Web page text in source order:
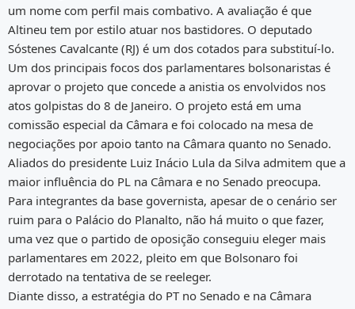
um nome com perfil mais combativo. A avaliação é que
Altineu tem por estilo atuar nos bastidores. O deputado
Sóstenes Cavalcante (RJ) é um dos cotados para substituí-lo.
Um dos principais focos dos parlamentares bolsonaristas é
aprovar o projeto que concede a anistia os envolvidos nos
atos golpistas do 8 de Janeiro. O projeto está em uma
comissão especial da Câmara e foi colocado na mesa de
negociações por apoio tanto na Câmara quanto no Senado.
Aliados do presidente Luiz Inácio Lula da Silva admitem que a
maior influência do PL na Câmara e no Senado preocupa.
Para integrantes da base governista, apesar de o cenário ser
ruim para o Palácio do Planalto, não há muito o que fazer,
uma vez que o partido de oposição conseguiu eleger mais
parlamentares em 2022, pleito em que Bolsonaro foi
derrotado na tentativa de se reeleger.
Diante disso, a estratégia do PT no Senado e na Câmara